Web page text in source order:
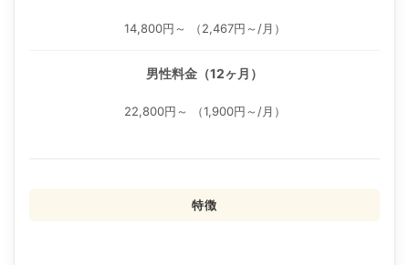
14,800円～ （2,467円～/月）
男性料金（12ヶ月）
22,800円～ （1,900円～/月）
特徴